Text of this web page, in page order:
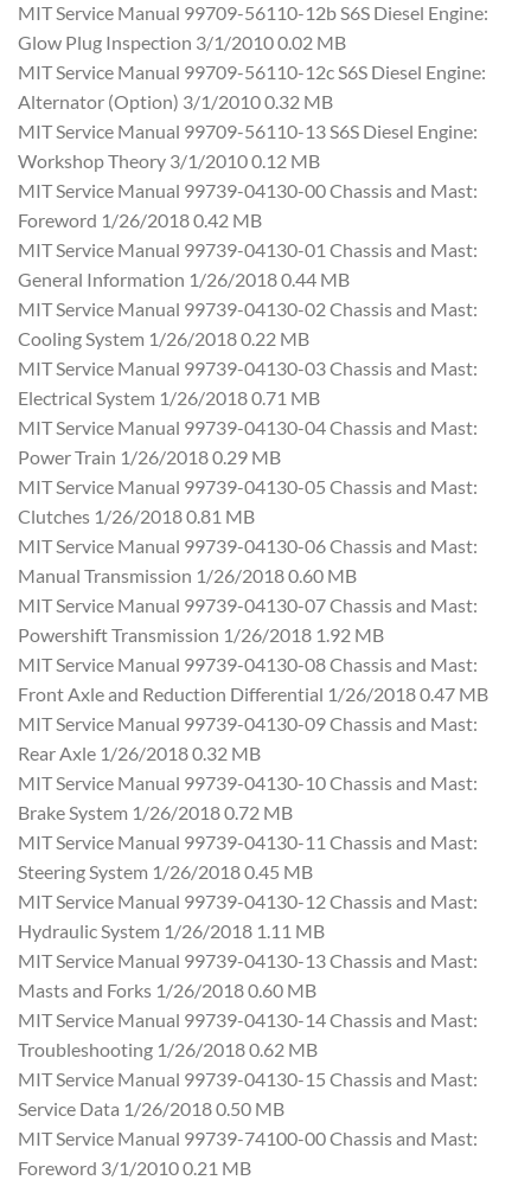
MIT Service Manual 99709-56110-12b S6S Diesel Engine:
Glow Plug Inspection 3/1/2010 0.02 MB
MIT Service Manual 99709-56110-12c S6S Diesel Engine:
Alternator (Option) 3/1/2010 0.32 MB
MIT Service Manual 99709-56110-13 S6S Diesel Engine:
Workshop Theory 3/1/2010 0.12 MB
MIT Service Manual 99739-04130-00 Chassis and Mast:
Foreword 1/26/2018 0.42 MB
MIT Service Manual 99739-04130-01 Chassis and Mast:
General Information 1/26/2018 0.44 MB
MIT Service Manual 99739-04130-02 Chassis and Mast:
Cooling System 1/26/2018 0.22 MB
MIT Service Manual 99739-04130-03 Chassis and Mast:
Electrical System 1/26/2018 0.71 MB
MIT Service Manual 99739-04130-04 Chassis and Mast:
Power Train 1/26/2018 0.29 MB
MIT Service Manual 99739-04130-05 Chassis and Mast:
Clutches 1/26/2018 0.81 MB
MIT Service Manual 99739-04130-06 Chassis and Mast:
Manual Transmission 1/26/2018 0.60 MB
MIT Service Manual 99739-04130-07 Chassis and Mast:
Powershift Transmission 1/26/2018 1.92 MB
MIT Service Manual 99739-04130-08 Chassis and Mast:
Front Axle and Reduction Differential 1/26/2018 0.47 MB
MIT Service Manual 99739-04130-09 Chassis and Mast:
Rear Axle 1/26/2018 0.32 MB
MIT Service Manual 99739-04130-10 Chassis and Mast:
Brake System 1/26/2018 0.72 MB
MIT Service Manual 99739-04130-11 Chassis and Mast:
Steering System 1/26/2018 0.45 MB
MIT Service Manual 99739-04130-12 Chassis and Mast:
Hydraulic System 1/26/2018 1.11 MB
MIT Service Manual 99739-04130-13 Chassis and Mast:
Masts and Forks 1/26/2018 0.60 MB
MIT Service Manual 99739-04130-14 Chassis and Mast:
Troubleshooting 1/26/2018 0.62 MB
MIT Service Manual 99739-04130-15 Chassis and Mast:
Service Data 1/26/2018 0.50 MB
MIT Service Manual 99739-74100-00 Chassis and Mast:
Foreword 3/1/2010 0.21 MB